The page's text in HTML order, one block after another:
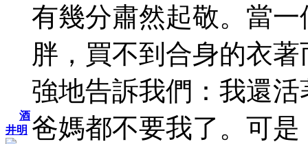
酒
井明
有幾分肅然起敬。當
胖，買不到合身的衣
強地告訴我們：我還活
爸媽都不要我了。可